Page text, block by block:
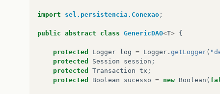
import sel.persistencia.Conexao ;
public abstract class GenericDAO<T> {
protected Logger log = Logger . getLogger(
protected
Session session ;
protected
Transaction tx ;
protected
Boolean sucesso = new Boolean (